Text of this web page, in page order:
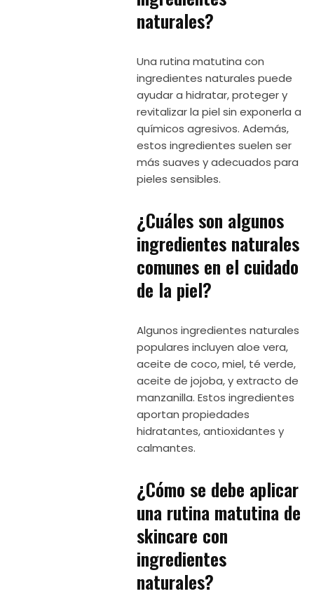
naturales?
Una rutina matutina con
ingredientes naturales puede
ayudar a hidratar, proteger y
revitalizar la piel sin exponerla a
químicos agresivos. Además,
estos ingredientes suelen ser
más suaves y adecuados para
pieles sensibles.
¿Cuáles son algunos
ingredientes naturales
comunes en el cuidado
de la piel?
Algunos ingredientes naturales
populares incluyen aloe vera,
aceite de coco, miel, té verde,
aceite de jojoba, y extracto de
manzanilla. Estos ingredientes
aportan propiedades
hidratantes, antioxidantes y
calmantes.
¿Cómo se debe aplicar
una rutina matutina de
skincare con
ingredientes
naturales?